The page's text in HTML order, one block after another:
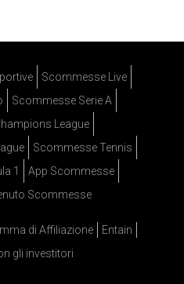
Scommesse Live
Scommesse Serie A
League
Scommesse Tennis
1
App Scommesse
Scommesse
di Affiliazione
Entain
gli investitori